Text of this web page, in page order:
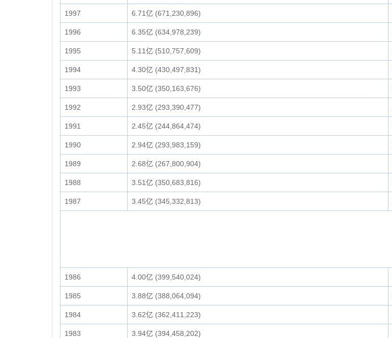
1997 6.71亿 (671,230,896)
1996 6.35亿 (634,978,239)
1995 5.11亿 (510,757,609)
1994 4.30亿 (430,497,831)
1993 3.50亿 (350,163,676)
1992 2.93亿 (293,390,477)
1991 2.45亿 (244,864,474)
1990 2.94亿 (293,983,159)
1989 2.68亿 (267,800,904)
1988 3.51亿 (350,683,816)
1987 3.45亿 (345,332,813)
1986 4.00亿 (399,540,024)
1985 3.88亿 (388,064,094)
1984 3.62亿 (362,411,223)
1983 3.94亿 (394,458,202)